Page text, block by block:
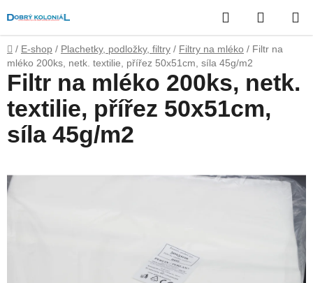
na
obsah
Hledat
KOŠÍK
Domů
/ E-shop / Plachetky, podložky, filtry / Filtry na mléko / Filtr na
mléko 200ks, netk. textilie, přířez 50x51cm, síla 45g/m2
Filtr na mléko 200ks, netk.
textilie, přířez 50x51cm,
síla 45g/m2